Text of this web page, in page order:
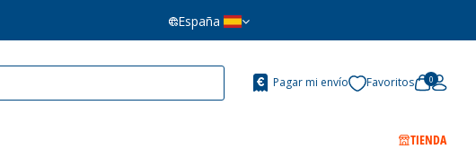
España
Pagar mi envío Favoritos 0
TIENDA